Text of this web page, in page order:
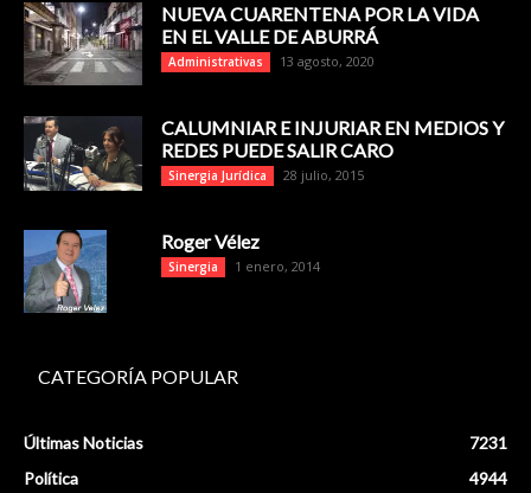
NUEVA CUARENTENA POR LA VIDA
EN EL VALLE DE ABURRÁ
Administrativas 13 agosto, 2020
CALUMNIAR E INJURIAR EN MEDIOS Y
REDES PUEDE SALIR CARO
Sinergia Jurídica 28 julio, 2015
Roger Vélez
Sinergia 1 enero, 2014
CATEGORÍA POPULAR
Últimas Noticias
7231
Política
4944